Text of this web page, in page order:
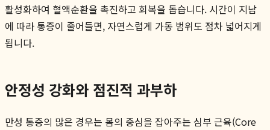
활성화하여 혈액순환을 촉진하고 회복을 돕습니다. 시간이 지남
에 따라 통증이 줄어들면, 자연스럽게 가동 범위도 점차 넓어지게
됩니다.
안정성 강화와 점진적 과부하
만성 통증의 많은 경우는 몸의 중심을 잡아주는 심부 근육(Core